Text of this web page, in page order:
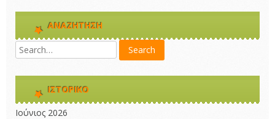
ΑΝΑΖΉΤΗΣΗ
ΙΣΤΟΡΙΚΌ
Ιούνιος 2026